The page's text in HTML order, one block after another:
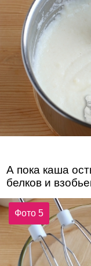
А пока каша
белков и
Фото 5